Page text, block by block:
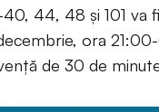
44, 48 și 101 va
ora
de 30 de